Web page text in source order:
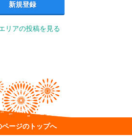
新規登録
リアの投稿を見る
ページのトップへ